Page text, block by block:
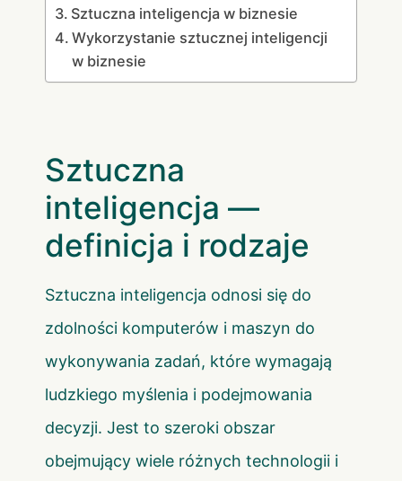
Sztuczna inteligencja w biznesie
Wykorzystanie sztucznej inteligencji
w biznesie
Sztuczna
inteligencja —
definicja i rodzaje
Sztuczna inteligencja odnosi się do
zdolności komputerów i maszyn do
wykonywania zadań, które wymagają
ludzkiego myślenia i podejmowania
decyzji. Jest to szeroki obszar
obejmujący wiele różnych technologii i